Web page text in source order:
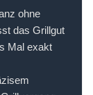
ohne
das Grillgut
Mal exakt